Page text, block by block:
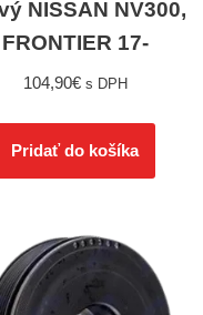
NISSAN NV300,
FRONTIER 17-
104,90€ s DPH
Pridať do košíka